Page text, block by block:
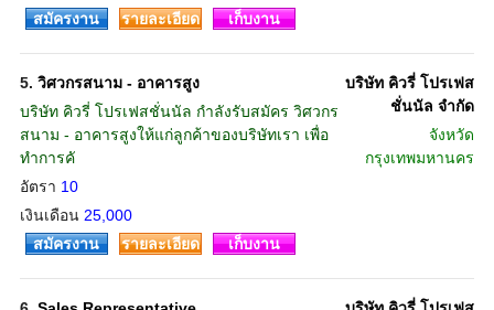
สมัครงาน รายละเอียด เก็บงาน
5. วิศวกรสนาม - อาคารสูง
บริษัท คิวรี่ โปรเฟสชั่นนัล กำลังรับสมัคร วิศวกร
สนาม - อาคารสูงให้แก่ลูกค้าของบริษัทเรา เพื่อ
ทำการคั
อัตรา 10
เงินเดือน 25,000
บริษัท คิวรี่ โปรเฟส
ชั่นนัล จำกัด
จังหวัด
กรุงเทพมหานคร
สมัครงาน รายละเอียด เก็บงาน